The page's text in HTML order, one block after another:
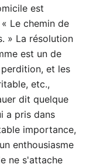
est
Le chemin de
» La résolution
est un de
et les
etc.,
dit quelque
a pris dans
importance,
enthousiasme
ne s'attache